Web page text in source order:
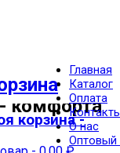
Главная
Каталог
Оплата
О нас
Оптовый
корзина -
комфорта